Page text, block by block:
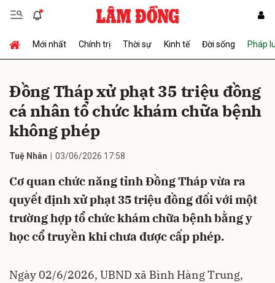
Mới nhất Chính trị Thời sự Kinh tế Đời sống Pháp
Đồng Tháp xử phạt 35 triệu đồng
cá nhân tổ chức khám chữa bệnh
không phép
Tuệ Nhân 03/06/2026 17:58
Cơ quan chức năng tỉnh Đồng Tháp vừa ra
quyết định xử phạt 35 triệu đồng đối với một
trường hợp tổ chức khám chữa bệnh bằng y
học cổ truyền khi chưa được cấp phép.
Ngày 02/6/2026, UBND xã Bình Hàng Trung,
Gửi bình luận
Hủy Gửi